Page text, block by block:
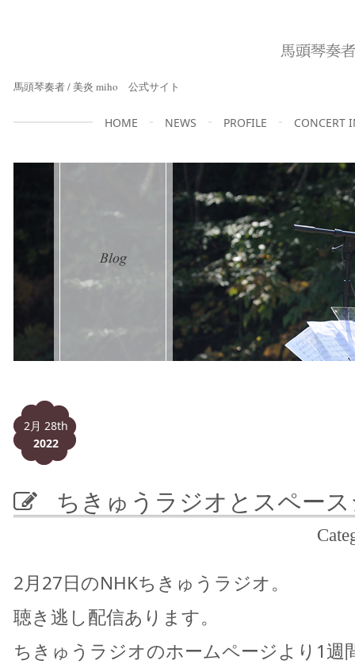
馬頭琴奏者 / 美炎 miho 公式サイト
HOME NEWS PROFILE CONCERT
2月 28th
2022
ちきゅうラジオとスペース
2月27日のNHKちきゅうラジオ。
聴き逃し配信あります。
ちきゅうラジオのホームページより1週